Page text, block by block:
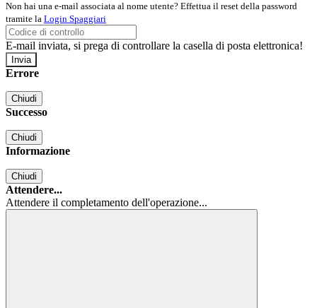
Non hai una e-mail associata al nome utente? Effettua il reset della password
tramite la Login Spaggiari
E-mail inviata, si prega di controllare la casella di posta elettronica!
Errore
Chiudi
Successo
Chiudi
Informazione
Chiudi
Attendere...
Attendere il completamento dell'operazione...